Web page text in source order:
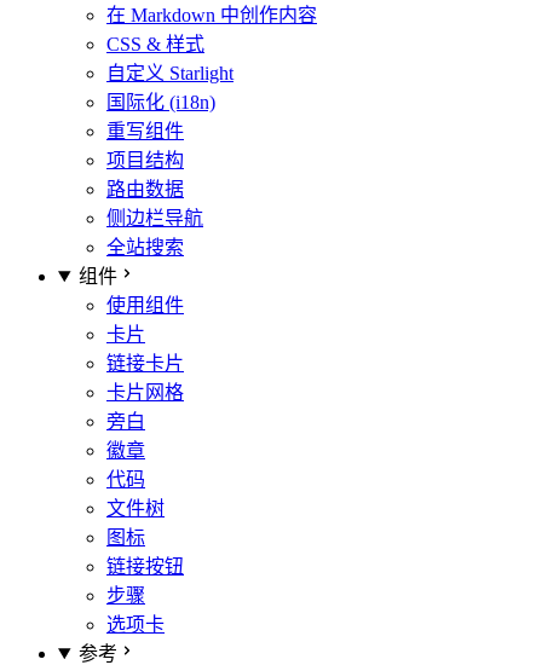
在 Markdown 中创作内容
CSS & 样式
自定义 Starlight
国际化 (i18n)
重写组件
项目结构
路由数据
侧边栏导航
全站搜索
组件
使用组件
卡片
链接卡片
卡片网格
旁白
徽章
代码
文件树
图标
链接按钮
步骤
选项卡
参考